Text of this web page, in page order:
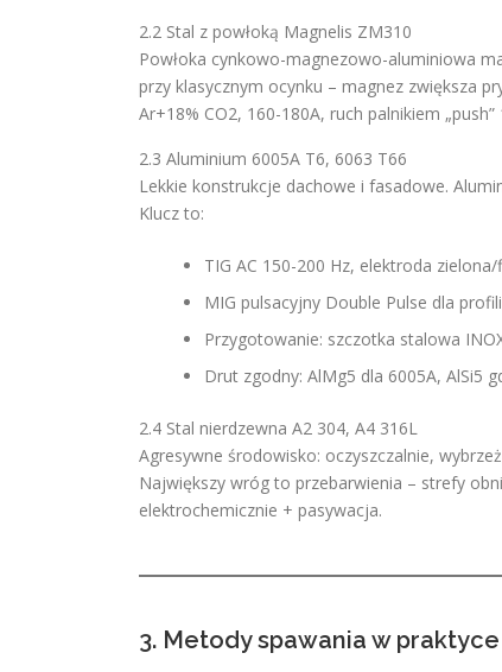
2.2 Stal z powłoką Magnelis ZM310
Powłoka cynkowo-magnezowo-aluminiowa
przy klasycznym ocynku – magnez zwiększa
Ar+18% CO2, 160-180A, ruch palnikiem
2.3 Aluminium 6005A T6, 6063 T66
Lekkie konstrukcje dachowe i fasadowe.
Klucz to:
TIG AC 150-200 Hz, elektroda
MIG pulsacyjny Double Pulse dla
Przygotowanie: szczotka stalowa
Drut zgodny: AlMg5 dla 6005A, AlSi5
2.4 Stal nierdzewna A2 304, A4 316L
Agresywne środowisko: oczyszczalnie,
Największy wróg to przebarwienia – strefy
elektrochemicznie + pasywacja.
3. Metody spawania w praktyce